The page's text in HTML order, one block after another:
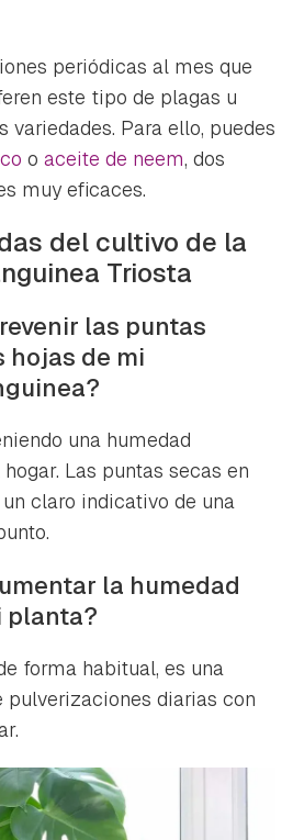
periódicas al mes que
este tipo de plagas u
variedades. Para ello, puedes
o aceite de neem, dos
muy eficaces.
del cultivo de la
Triosta
las puntas
hojas de mi
una humedad
Las puntas secas en
claro indicativo de una
la humedad
planta?
forma habitual, es una
pulverizaciones diarias con